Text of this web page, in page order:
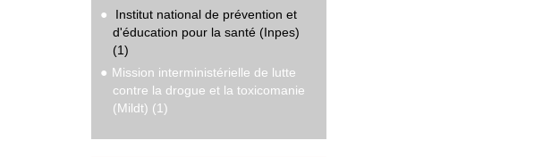
Institut national de prévention et
d'éducation pour la santé (Inpes)
(1)
Mission interministérielle de lutte
contre la drogue et la toxicomanie
(Mildt) (1)